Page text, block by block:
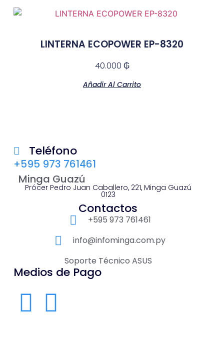
LINTERNA ECOPOWER EP-8320
40.000 ₲
Añadir Al Carrito
Teléfono
+595 973 761461
Minga Guazú
Prócer Pedro Juan Caballero, 221, Minga Guazú
0123
Contactos
+595 973 761461
info@infominga.com.py
Soporte Técnico ASUS
Medios de Pago